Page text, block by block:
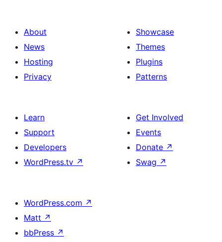
About
News
Hosting
Privacy
Showcase
Themes
Plugins
Patterns
Learn
Support
Developers
WordPress.tv ↗
Get Involved
Events
Donate ↗
Swag ↗
WordPress.com ↗
Matt ↗
bbPress ↗